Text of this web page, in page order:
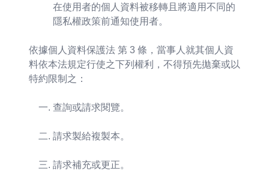
在使用者的個人資料被移轉且將適用不同的
隱私權政策前通知使用者。
依據個人資料保護法 第 3 條，當事人就其個人資
料依本法規定行使之下列權利，不得預先拋棄或以
特約限制之：
查詢或請求閱覽。
請求製給複製本。
請求補充或更正。